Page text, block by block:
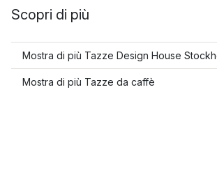
Scopri di più
Mostra di più Tazze Design House
Mostra di più Tazze da caffè